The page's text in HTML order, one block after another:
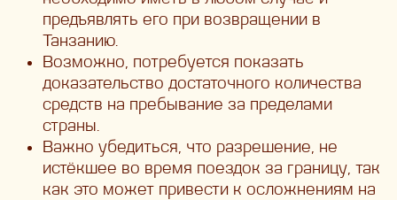
предъявлять его при возвращении в
Танзанию.
Возможно, потребуется показать
доказательство достаточного количества
средств на пребывание за пределами
страны.
Важно убедиться, что разрешение, не
истёкшее во время поездок за границу, так
как это может привести к осложнениям на